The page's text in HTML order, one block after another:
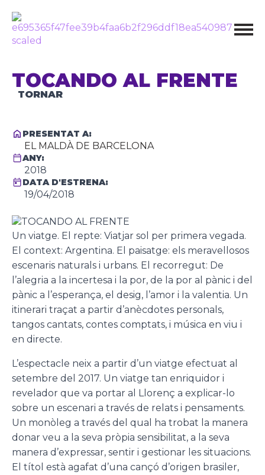
TOCANDO AL FRENTE
TORNAR
PRESENTAT A:
EL MALDÀ DE BARCELONA
ANY:
2018
DATA D'ESTRENA:
19/04/2018
Un viatge. El repte: Viatjar sol per primera vegada.
El context: Argentina. El paisatge: els meravellosos
escenaris naturals i urbans. El recorregut: De
l’alegria a la incertesa i la por, de la por al pànic i del
pànic a l’esperança, el desig, l’amor i la valentia. Un
itinerari traçat a partir d’anècdotes personals,
tangos cantats, contes comptats, i música en viu i
en directe.
L’espectacle neix a partir d’un viatge efectuat al
setembre del 2017. Un viatge tan enriquidor i
revelador que va portar al Llorenç a explicar-lo
sobre un escenari a través de relats i pensaments.
Un monòleg a través del qual ha trobat la manera
donar veu a la seva pròpia sensibilitat, a la seva
manera d’expressar, sentir i gestionar les situacions.
El títol està agafat d’una cançó d’origen brasiler,